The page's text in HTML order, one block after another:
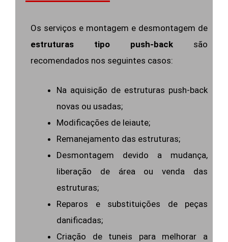
Os serviços e montagem e desmontagem de
estruturas tipo push-back são
recomendados nos seguintes casos:
Na aquisição de estruturas push-back
novas ou usadas;
Modificações de leiaute;
Remanejamento das estruturas;
Desmontagem devido a mudança,
liberação de área ou venda das
estruturas;
Reparos e substituições de peças
danificadas;
Criação de tuneis para melhorar a